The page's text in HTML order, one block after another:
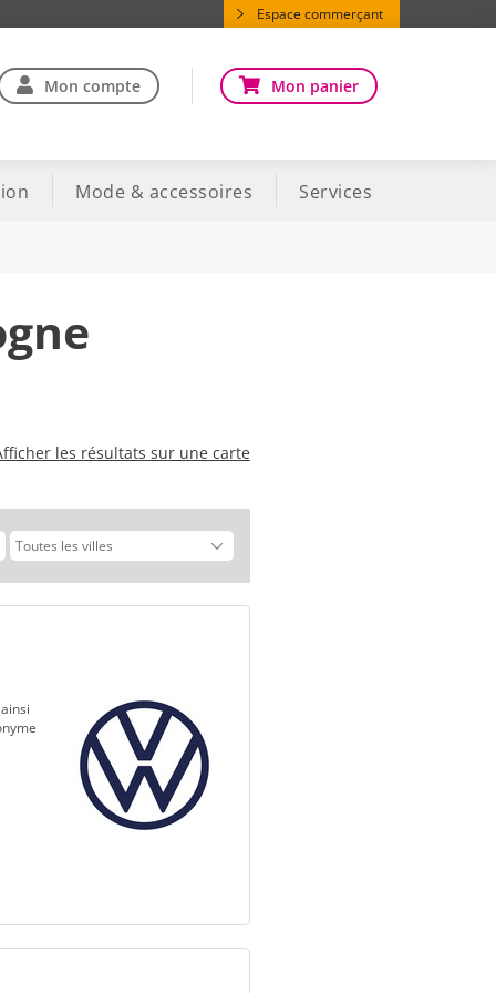
Espace commerçant
Mon compte Mon panier
Mode & accessoires Services
les résultats sur une carte